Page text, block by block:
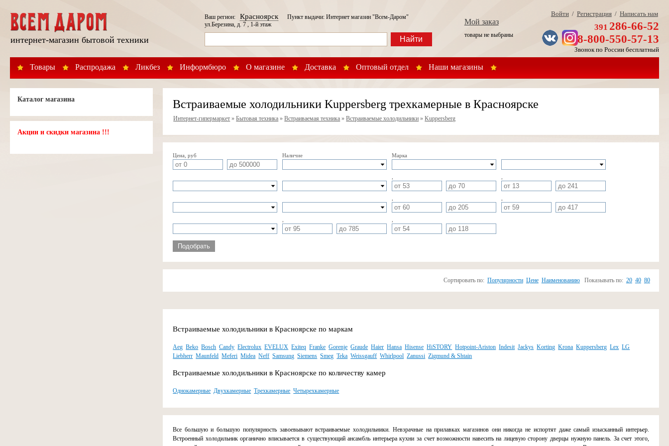
интернет-магазин бытовой техники
Товары Распродажа Ликбез Информбюро О магазине Доставка Оптовый отдел Наши магазины
Ваш регион:КрасноярскПункт выдачи: Интернет магазин "Всем-Даром"
ул.Березина, д. 7 , 1-й этаж
Найти
Мой заказ
товары не выбраны
Войти/ Регистрация/ Написать нам
391 286-66-52
8-800-550-57-13
Звонок по России бесплатный
Каталог магазина
Акции и скидки магазина !!!
Встраиваемые холодильники Kuppersberg трехкамерные в Красноярске
Интернет-гипермаркет »Бытовая техника »Встраиваемая техника »Встраиваемые холодильники »Kuppersberg
Цена, руб Наличие Марка
Подобрать
Сортировать по: Популярности Цене Наименованию Показывать по: 20 40 80
Встраиваемые холодильники в Красноярске по маркам
Aeg Beko Bosch Candy Electrolux EVELUX Exiteq Franke Gorenje Graude Haier Hansa Hisense HiSTORY Hotpoint-Ariston Indesit Jackys Korting Krona Kuppersberg Lex LG
Liebherr Maunfeld Meferi Midea Neff Samsung Siemens Smeg Teka Weissgauff Whirlpool Zanussi Zigmund & Shtain
Встраиваемые холодильники в Красноярске по количеству камер
Однокамерные Двухкамерные Трехкамерные Четырехкамерные
Все большую и большую популярность завоевывают встраиваемые холодильники. Невзрачные на прилавках магазинов они никогда не испортят даже самый изысканный интерьер.
Встроенный холодильник органично вписывается в существующий ансамбль интерьера кухни за счет возможности навесить на лицевую сторону дверцы нужную панель. За счет этого,